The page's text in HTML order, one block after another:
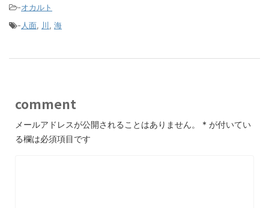
-オカルト
- 人面, 川, 海
comment
メールアドレスが公開されることはありません。 * が付いてい
る欄は必須項目です